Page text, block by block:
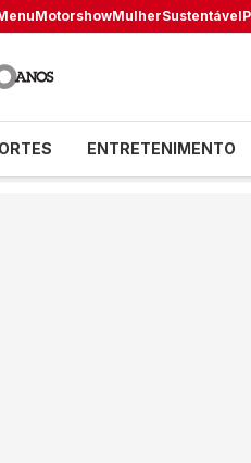
MotorshowMulherSustentável
ENTRETENIMENTO